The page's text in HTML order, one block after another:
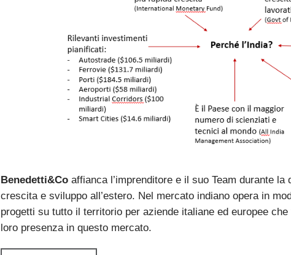
Benedetti&Coaffianca l’imprenditore e il suo Team durante
crescita e sviluppo all’estero. Nel mercato indiano opera in
progetti su tutto il territorio per aziende italiane ed europee
loro presenza in questo mercato.